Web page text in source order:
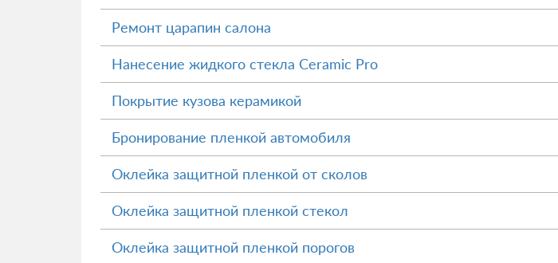
Ремонт царапин салона
Нанесение жидкого стекла Ceramic Pro
Покрытие кузова керамикой
Бронирование пленкой автомобиля
Оклейка защитной пленкой от сколов
Оклейка защитной пленкой стекол
Оклейка защитной пленкой порогов